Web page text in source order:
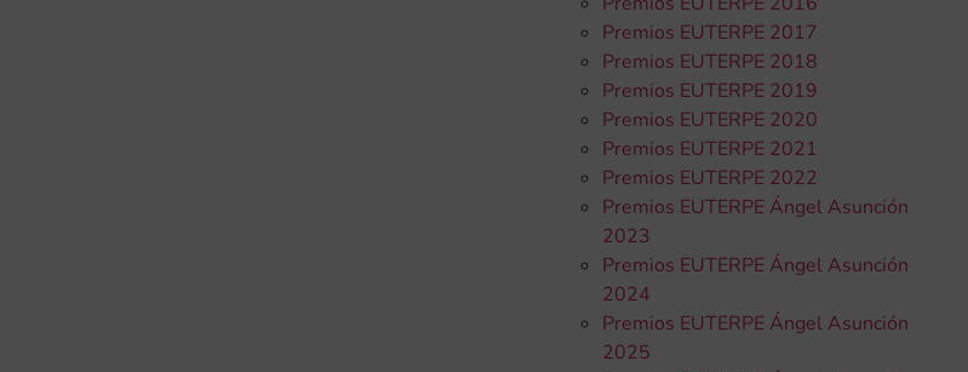
Premios EUTERPE 2017
Premios EUTERPE 2018
Premios EUTERPE 2019
Premios EUTERPE 2020
Premios EUTERPE 2021
Premios EUTERPE 2022
Premios EUTERPE Ángel Asunción
2023
Premios EUTERPE Ángel Asunción
2024
Premios EUTERPE Ángel Asunción
2025